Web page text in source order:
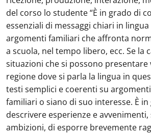
del corso lo studente “È in grado di
essenziali di messaggi chiari in
argomenti familiari che affronta
a scuola, nel tempo libero, ecc. Se la
situazioni che si possono presentare
regione dove si parla la lingua in
testi semplici e coerenti su
familiari o siano di suo interesse. È
descrivere esperienze e
ambizioni, di esporre brevemente